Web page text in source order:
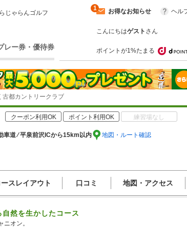
じゃらんゴルフ
レー券・優待券
お得なお知らせ
1 ヘル
こんにちはゲスト さん
ポイントが1%たまる
古都カントリークラブ
クーポン利用OK ポイント利用OK 練習場なし
車道 ⁄ 平泉前沢ICから15km以内 地図・ルート確認
ースレイアウト 口コミ 地図・アクセス
然を生かしたコース
オン。